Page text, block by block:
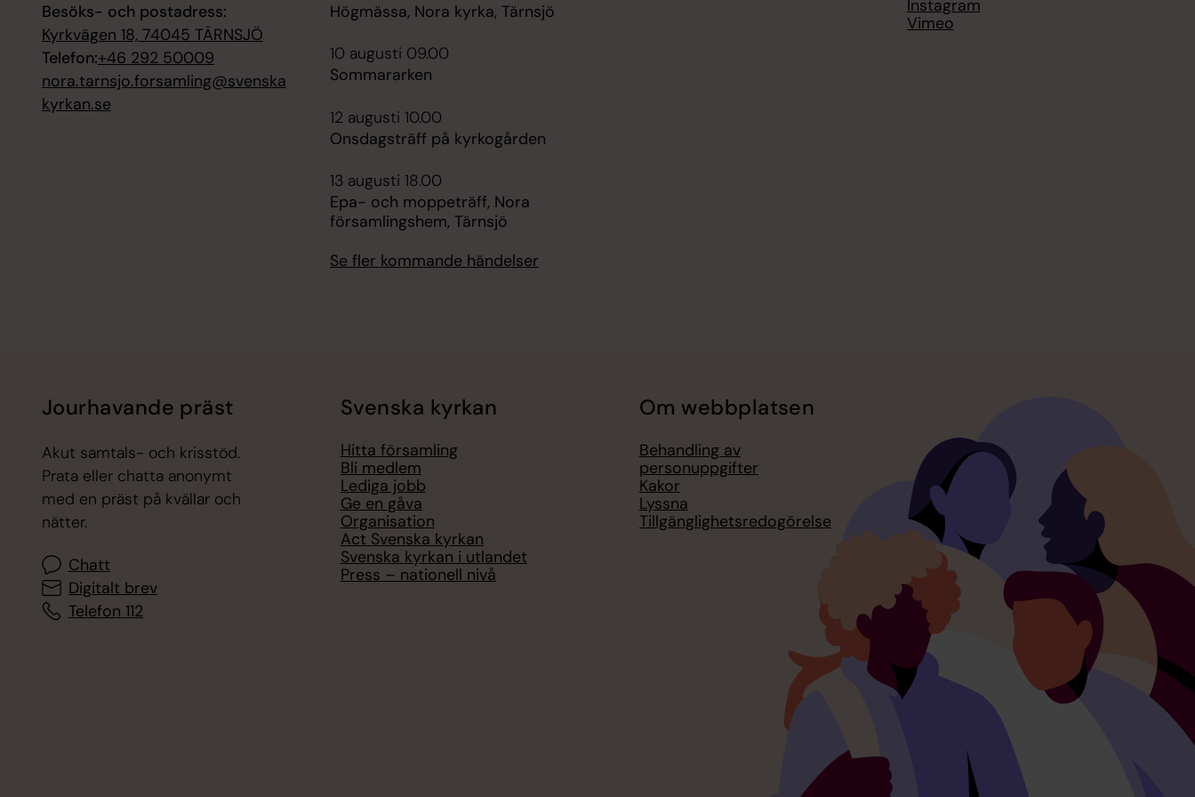
Besöks- och postadress:
Kyrkvägen 18, 74045 TÄRNSJÖ
Telefon:+46 292 50009
nora.tarnsjo.forsamling@svenska
kyrkan.se
Högmässa, Nora kyrka, Tärnsjö
10 augusti 09.00
Sommararken
12 augusti 10.00
Onsdagsträff på kyrkogården
13 augusti 18.00
Epa- och moppeträff, Nora
församlingshem, Tärnsjö
Se fler kommande händelser
Instagram
Vimeo
Jourhavande präst
Akut samtals- och krisstöd.
Prata eller chatta anonymt
med en präst på kvällar och
nätter.
Chatt
Digitalt brev
Telefon 112
Svenska kyrkan
Hitta församling
Bli medlem
Lediga jobb
Ge en gåva
Organisation
Act Svenska kyrkan
Svenska kyrkan i utlandet
Press – nationell nivå
Om webbplatsen
Behandling av
personuppgifter
Kakor
Lyssna
Tillgänglighetsredogörelse